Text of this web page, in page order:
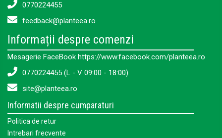
0770224455
feedback@planteea.ro
Informații despre comenzi
Mesagerie FaceBook https://www.facebook.com/planteea.ro
0770224455 (L - V 09:00 - 18:00)
site@planteea.ro
Informatii despre cumparaturi
Politica de retur
Intrebari frecvente